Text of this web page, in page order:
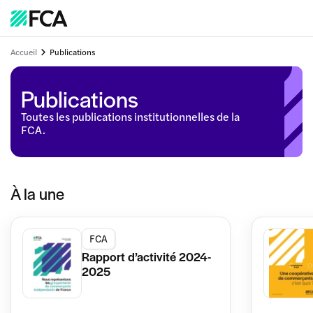
Accueil Publications
Publications
Toutes les publications institutionnelles de la
FCA.
À la une
FCA
Rapport d’activité 2024-
2025